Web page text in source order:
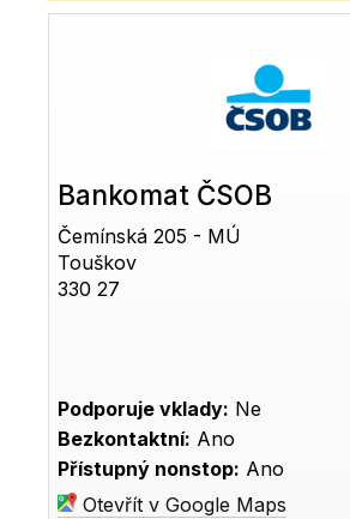
Bankomat ČSOB
Čemínská 205 - MÚ
Touškov
330 27
Podporuje vklady: Ne
Bezkontaktní: Ano
Přístupný nonstop: Ano
Otevřít v Google Maps